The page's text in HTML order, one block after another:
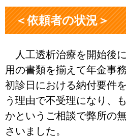
＜依頼者の状況＞
人工透析治療を開始後
用の書類を揃えて年金事
初診日における納付要件
う理由で不受理になり、
かというご相談で弊所の
さいました。